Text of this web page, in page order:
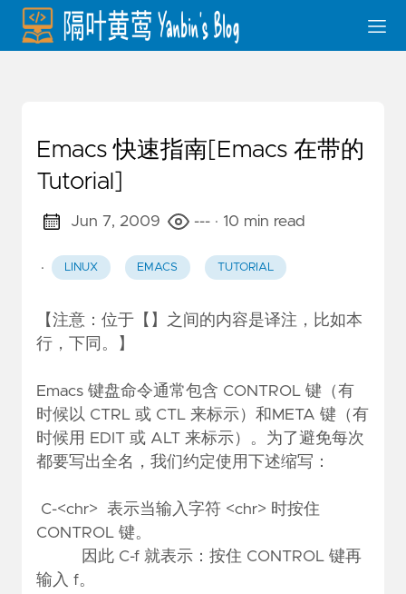
Emacs 快速指南[Emacs 在带的
Tutorial]
Jun 7, 2009 --- · 10 min read
· LINUX EMACS TUTORIAL
【注意：位于【】之间的内容是译注，比如本
行，下同。】
Emacs 键盘命令通常包含 CONTROL 键（有
时候以 CTRL 或 CTL 来标示）和META 键（有
时候用 EDIT 或 ALT 来标示）。为了避免每次
都要写出全名，我们约定使用下述缩写：
C-<chr> 表示当输入字符 <chr> 时按住
CONTROL 键。
因此 C-f 就表示：按住 CONTROL 键再
输入 f。